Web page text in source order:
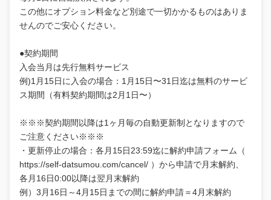
この他にオプション料金など別途で一切かかるものはありま
せんのでご安心ください。
●契約期間
入会当月は先行無料サービス
例)1月15日に入会の場合：1月15日〜31日迄は無料のサービ
ス期間（有料契約期間は2月1日〜）
※※※契約期間以降は1ヶ月毎の自動更新制となりますので
ご注意ください※※※
・更新停止の場合：各月15日23:59迄に解約申請フォーム（
https://self-datsumou.com/cancel/ ）から申請で月末解約、
各月16日0:00以降は翌月末解約
例）3月16日～4月15日までの間に解約申請＝4月末解約